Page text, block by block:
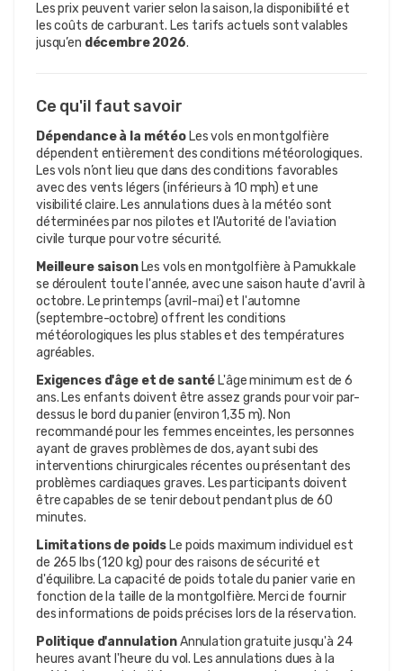
Les prix peuvent varier selon la saison, la disponibilité et
les coûts de carburant. Les tarifs actuels sont valables
jusqu’en décembre 2026.
Ce qu'il faut savoir
Dépendance à la météo Les vols en montgolfière
dépendent entièrement des conditions météorologiques.
Les vols n’ont lieu que dans des conditions favorables
avec des vents légers (inférieurs à 10 mph) et une
visibilité claire. Les annulations dues à la météo sont
déterminées par nos pilotes et l'Autorité de l'aviation
civile turque pour votre sécurité.
Meilleure saisonLes vols en montgolfière à Pamukkale
se déroulent toute l'année, avec une saison haute d'avril à
octobre. Le printemps (avril-mai) et l'automne
(septembre-octobre) offrent les conditions
météorologiques les plus stables et des températures
agréables.
Exigences d'âge et de santé L'âge minimum est de 6
ans. Les enfants doivent être assez grands pour voir par-
dessus le bord du panier (environ 1,35 m). Non
recommandé pour les femmes enceintes, les personnes
ayant de graves problèmes de dos, ayant subi des
interventions chirurgicales récentes ou présentant des
problèmes cardiaques graves. Les participants doivent
être capables de se tenir debout pendant plus de 60
minutes.
Limitations de poids Le poids maximum individuel est
de 265 lbs (120 kg) pour des raisons de sécurité et
d'équilibre. La capacité de poids totale du panier varie en
fonction de la taille de la montgolfière. Merci de fournir
des informations de poids précises lors de la réservation.
Politique d'annulationAnnulation gratuite jusqu'à 24
heures avant l'heure du vol. Les annulations dues à la